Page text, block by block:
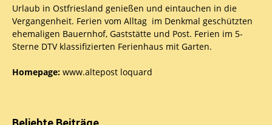
Urlaub in Ostfriesland genießen und eintauchen in die
Vergangenheit. Ferien vom Alltag im Denkmal geschützten
ehemaligen Bauernhof, Gaststätte und Post. Ferien im 5-
Sterne DTV klassifizierten Ferienhaus mit Garten.
Homepage: www.altepost loquard